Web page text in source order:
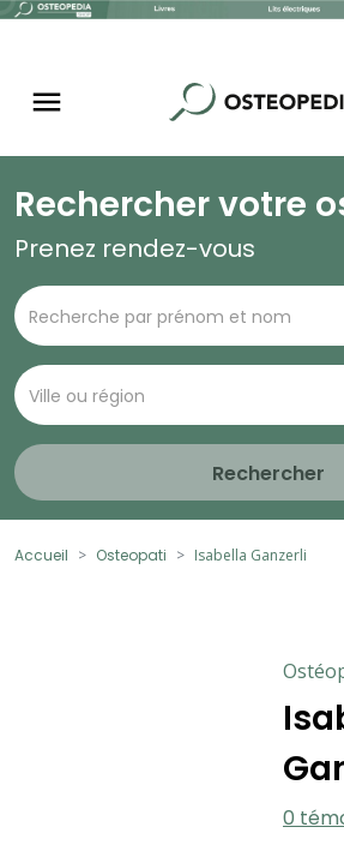
Rechercher votre
Prenez rendez-vous
Rechercher
Accueil Osteopati Isabella Ganzerli
0